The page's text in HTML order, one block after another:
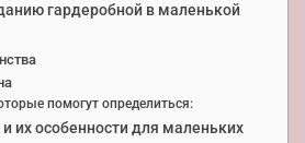
гардеробной в маленькой
помогут определиться:
их особенности для маленьких